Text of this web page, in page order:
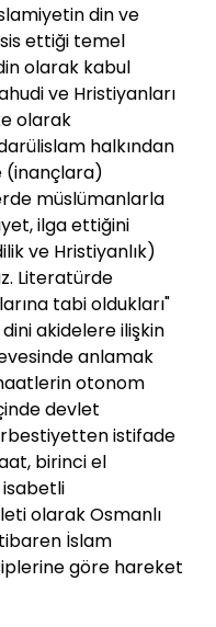
din ve
ettiği temel
olarak kabul
ve Hristiyanları
olarak
halkından
(inançlara)
müslümanlarla
ilga ettiğini
ve Hristiyanlık)
Literatürde
tabi oldukları"
akidelere ilişkin
anlamak
otonom
devlet
istifade
birinci el
isabetli
olarak Osmanlı
İslam
göre hareket